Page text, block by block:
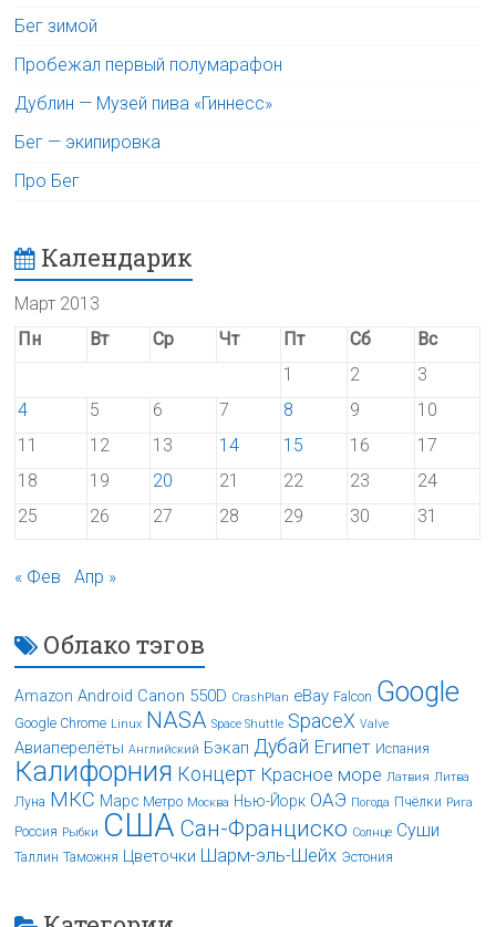
Бег зимой
Пробежал первый полумарафон
Дублин — Музей пива «Гиннесс»
Бег — экипировка
Про Бег
Календарик
Март 2013
Пн
Вт Ср Чт Пт Сб
Вс
1
2
3
4
5 6 7 8 9
10
11
12 13 14 15 16
17
18
19 20 21 22 23
24
25
26 27 28 29 30 31
« Фев Апр »
Облако тэгов
Amazon Android Canon 550D CrashPlan eBay Falcon Google
Google Chrome Linux NASA Space Shuttle SpaceX Valve
Авиаперелёты Английский Бэкап Дубай Египет Испания
Калифорния Концерт Красное море Латвия Литва
Луна МКС Марс Метро Москва Нью-Йорк ОАЭ Погода Пчёлки Рига
Россия Рыбки США Сан-Франциско Солнце Суши
Таллин Таможня Цветочки Шарм-эль-Шейх Эстония